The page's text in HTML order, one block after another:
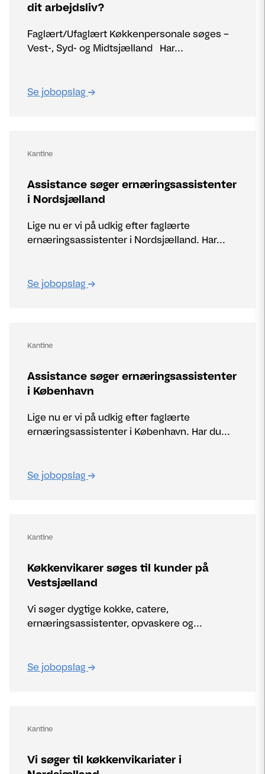
dit arbejdsliv?
Faglært/Ufaglært Køkkenpersonale søges –
Vest-, Syd- og Midtsjælland Har...
Se jobopslag
Kantine
Assistance søger ernæringsassistenter
i Nordsjælland
Lige nu er vi på udkig efter faglærte
ernæringsassistenter i Nordsjælland. Har...
Se jobopslag
Kantine
Assistance søger ernæringsassistenter
i København
Lige nu er vi på udkig efter faglærte
ernæringsassistenter i København. Har du...
Se jobopslag
Kantine
Køkkenvikarer søges til kunder på
Vestsjælland
Vi søger dygtige kokke, catere,
ernæringsassistenter, opvaskere og...
Se jobopslag
Kantine
Vi søger til køkkenvikariater i